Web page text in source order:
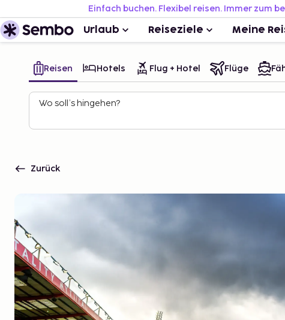
Einfach buchen. Flexibel reisen. Immer zum
Urlaub Reiseziele Meine
Reisen Hotels Flug + Hotel Flüge
Wo soll’s hingehen?
Zurück